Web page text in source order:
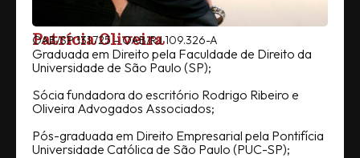
Patrícia Oliveira
OAB/SP 131.725 – OAB/RJ 109.326-A
Graduada em Direito pela Faculdade de Direito da
Universidade de São Paulo (SP);
Sócia fundadora do escritório Rodrigo Ribeiro e
Oliveira Advogados Associados;
Pós-graduada em Direito Empresarial pela Pontifícia
Universidade Católica de São Paulo (PUC-SP);